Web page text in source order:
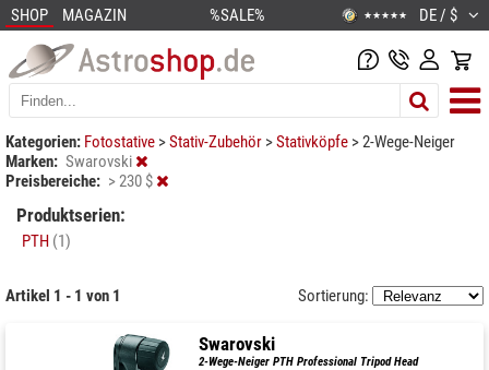
SHOP MAGAZIN %SALE% ★★★★★ DE / $
Kategorien: Fotostative >Stativ-Zubehör >Stativköpfe >2-Wege-Neiger
Marken: Swarovski
Preisbereiche: > 230 $
Produktserien:
PTH (1)
Artikel 1 - 1 von 1 Sortierung:
Swarovski
2-Wege-Neiger PTH Professional Tripod Head